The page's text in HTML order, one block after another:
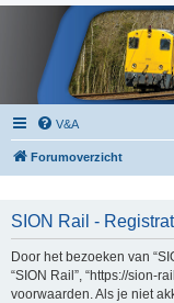
V&A
Forumoverzicht
SION Rail -
Door het bezoeken van
“SION Rail”, “https://sion-
voorwaarden. Als je niet